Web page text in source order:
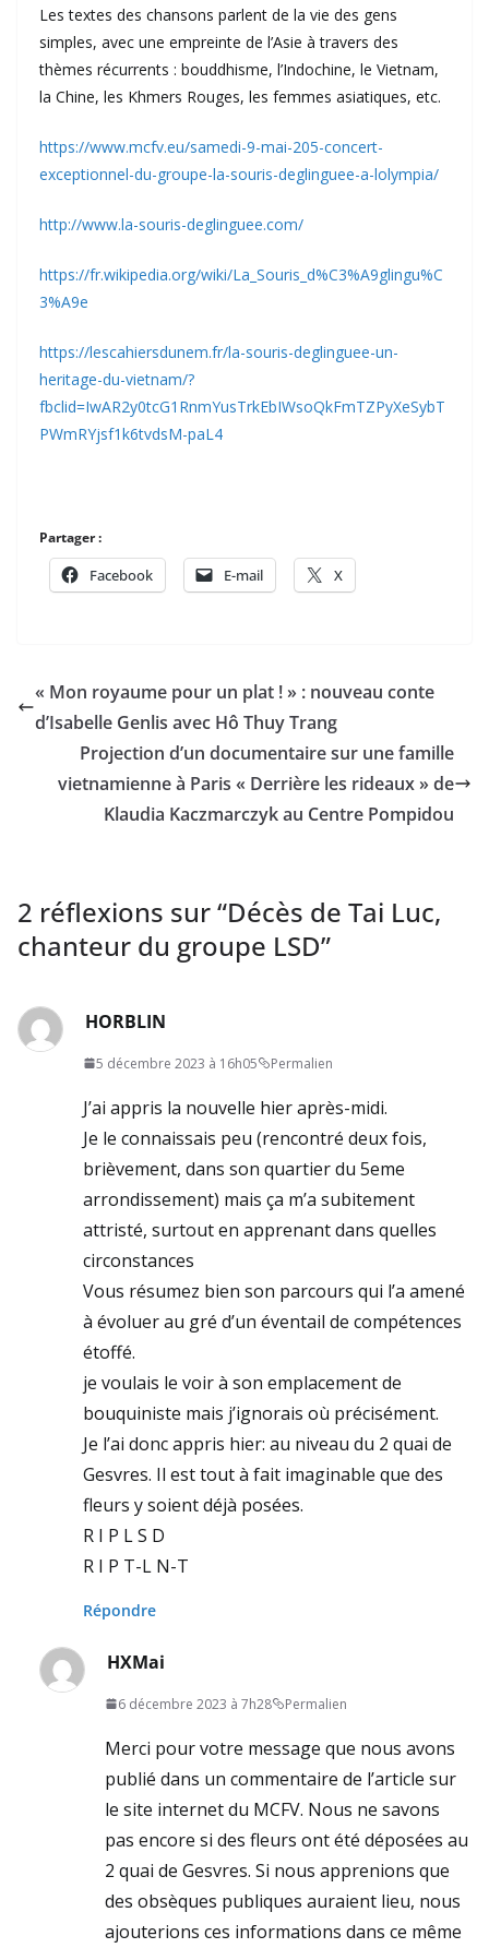
Les textes des chansons parlent de la vie des gens
simples, avec une empreinte de l’Asie à travers des
thèmes récurrents : bouddhisme, l’Indochine, le Vietnam,
la Chine, les Khmers Rouges, les femmes asiatiques, etc.
https://www.mcfv.eu/samedi-9-mai-205-concert-
exceptionnel-du-groupe-la-souris-deglinguee-a-lolympia/
http://www.la-souris-deglinguee.com/
https://fr.wikipedia.org/wiki/La_Souris_d%C3%A9glingu%C
3%A9e
https://lescahiersdunem.fr/la-souris-deglinguee-un-
heritage-du-vietnam/?
fbclid=IwAR2y0tcG1RnmYusTrkEbIWsoQkFmTZPyXeSybT
PWmRYjsf1k6tvdsM-paL4
Partager :
Facebook E-mail X
« Mon royaume pour un plat ! » : nouveau conte
d’Isabelle Genlis avec Hô Thuy Trang
Projection d’un documentaire sur une famille
vietnamienne à Paris « Derrière les rideaux » de
Klaudia Kaczmarczyk au Centre Pompidou
2 réflexions sur “Décès de Tai Luc,
chanteur du groupe LSD”
HORBLIN
5 décembre 2023 à 16h05 Permalien
J’ai appris la nouvelle hier après-midi.
Je le connaissais peu (rencontré deux fois,
brièvement, dans son quartier du 5eme
arrondissement) mais ça m’a subitement
attristé, surtout en apprenant dans quelles
circonstances
Vous résumez bien son parcours qui l’a amené
à évoluer au gré d’un éventail de compétences
étoffé.
je voulais le voir à son emplacement de
bouquiniste mais j’ignorais où précisément.
Je l’ai donc appris hier: au niveau du 2 quai de
Gesvres. Il est tout à fait imaginable que des
fleurs y soient déjà posées.
R I P L S D
R I P T-L N-T
Répondre
HXMai
6 décembre 2023 à 7h28 Permalien
Merci pour votre message que nous avons
publié dans un commentaire de l’article sur
le site internet du MCFV. Nous ne savons
pas encore si des fleurs ont été déposées au
2 quai de Gesvres. Si nous apprenions que
des obsèques publiques auraient lieu, nous
ajouterions ces informations dans ce même